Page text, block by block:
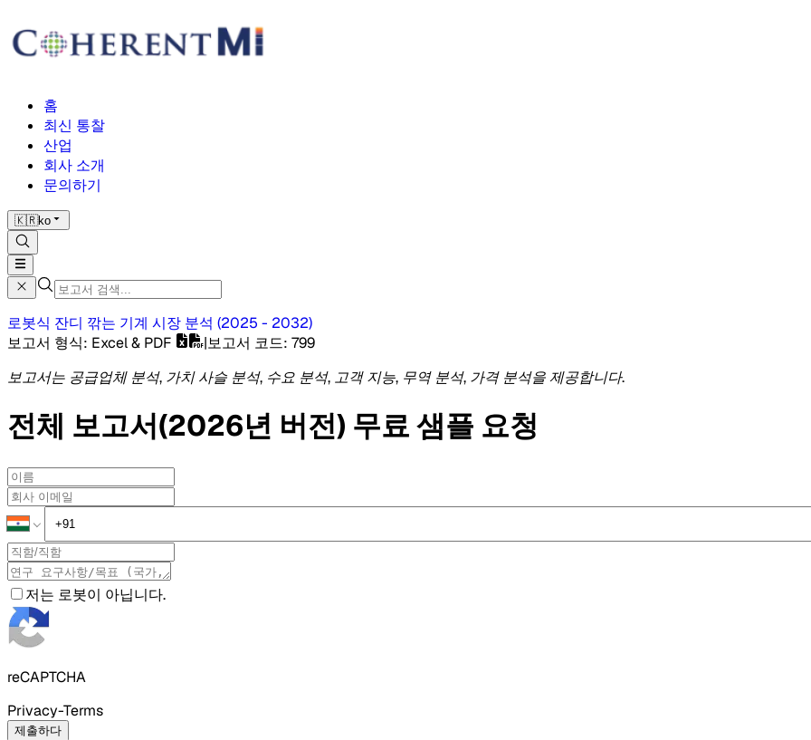
홈
최신 통찰
산업
회사 소개
문의하기
🇰🇷ko
로봇식 잔디 깎는 기계 시장 분석 (2025 - 2032)
보고서 형식: Excel & PDF |보고서 코드: 799
보고서는 공급업체 분석, 가치 사슬 분석, 수요 분석, 고객 지능, 무역 분석, 가격 분석을 제공합니다.
전체 보고서(2026년 버전) 무료 샘플 요청
저는 로봇이 아닙니다.
reCAPTCHA
Privacy-Terms
제출하다